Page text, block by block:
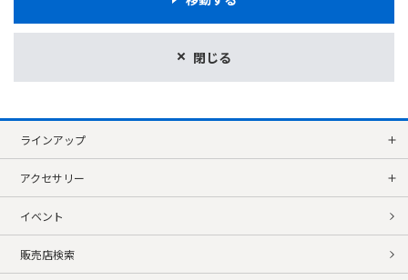
閉じる
ラインアップ
アクセサリー
イベント
販売店検索